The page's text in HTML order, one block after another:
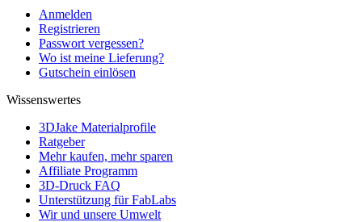
Anmelden
Registrieren
Passwort vergessen?
Wo ist meine Lieferung?
Gutschein einlösen
Wissenswertes
3DJake Materialprofile
Ratgeber
Mehr kaufen, mehr sparen
Affiliate Programm
3D-Druck FAQ
Unterstützung für FabLabs
Wir und unsere Umwelt